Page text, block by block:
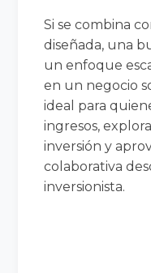
Si se combina
diseñada, una
un enfoque
en un negocio
ideal para
ingresos,
inversión y
colaborativa
inversionista.